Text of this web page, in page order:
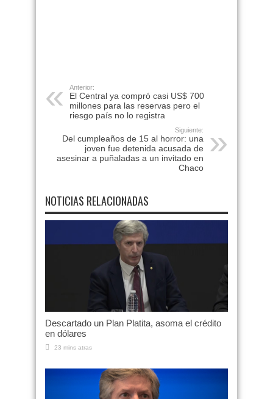
Anterior:
El Central ya compró casi US$ 700
millones para las reservas pero el
riesgo país no lo registra
Siguiente:
Del cumpleaños de 15 al horror: una
joven fue detenida acusada de
asesinar a puñaladas a un invitado en
Chaco
NOTICIAS RELACIONADAS
Descartado un Plan Platita, asoma el crédito
en dólares
23 mins atras